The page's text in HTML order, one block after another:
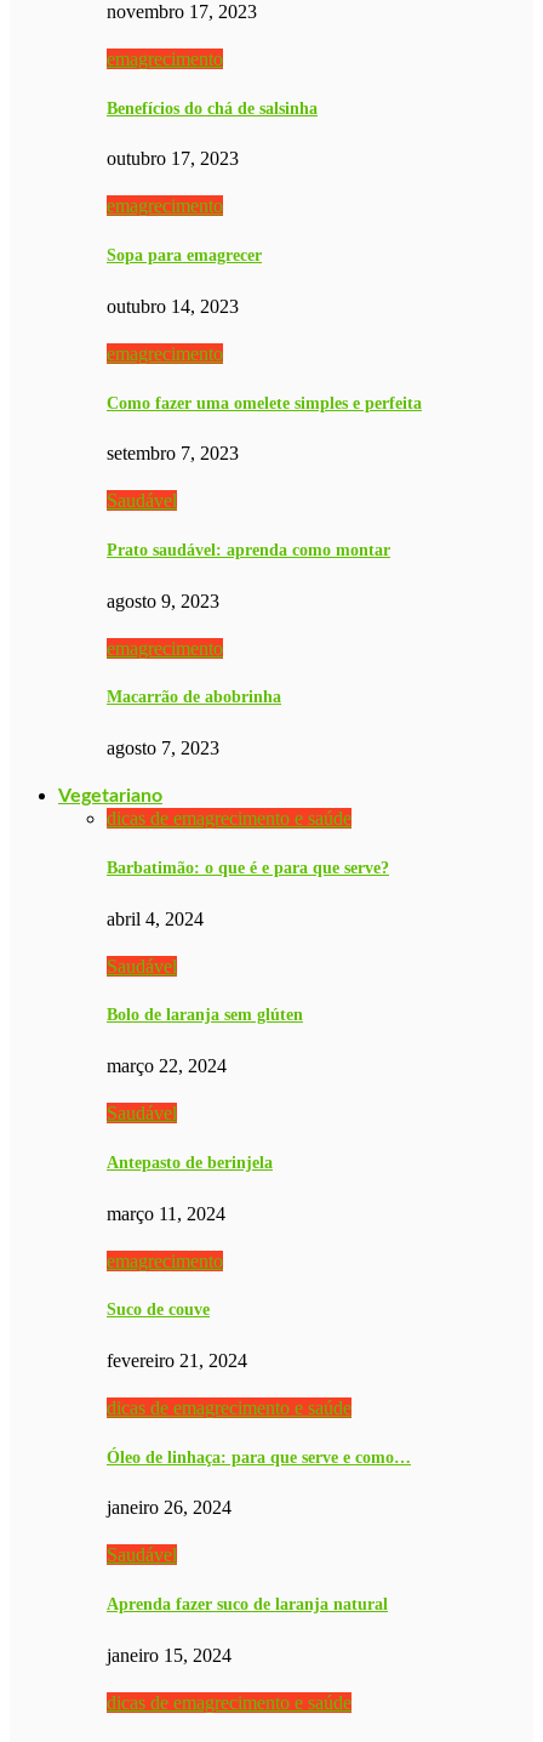
novembro 17, 2023
emagrecimento
Benefícios do chá de salsinha
outubro 17, 2023
emagrecimento
Sopa para emagrecer
outubro 14, 2023
emagrecimento
Como fazer uma omelete simples e perfeita
setembro 7, 2023
Saudável
Prato saudável: aprenda como montar
agosto 9, 2023
emagrecimento
Macarrão de abobrinha
agosto 7, 2023
Vegetariano
dicas de emagrecimento e saúde
Barbatimão: o que é e para que serve?
abril 4, 2024
Saudável
Bolo de laranja sem glúten
março 22, 2024
Saudável
Antepasto de berinjela
março 11, 2024
emagrecimento
Suco de couve
fevereiro 21, 2024
dicas de emagrecimento e saúde
Óleo de linhaça: para que serve e como…
janeiro 26, 2024
Saudável
Aprenda fazer suco de laranja natural
janeiro 15, 2024
dicas de emagrecimento e saúde